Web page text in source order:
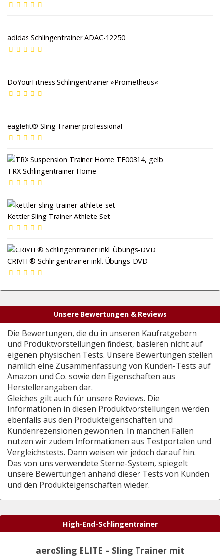
adidas Schlingentrainer ADAC-12250
DoYourFitness Schlingentrainer »Prometheus«
eaglefit® Sling Trainer professional
TRX Schlingentrainer Home
Kettler Sling Trainer Athlete Set
CRIVIT® Schlingentrainer inkl. Übungs-DVD
Unsere Bewertungen & Reviews
Die Bewertungen, die du in unseren Kaufratgebern
und Produktvorstellungen findest, basieren nicht auf
eigenen physischen Tests. Unsere Bewertungen stellen
nämlich eine Zusammenfassung von Kunden-Tests auf
Amazon und Co. sowie den Eigenschaften aus
Herstellerangaben dar.
Gleiches gilt auch für unsere Reviews. Die
Informationen in diesen Produktvorstellungen werden
ebenfalls aus den Produkteigenschaften und
Kundenrezensionen gewonnen. In manchen Fällen
nutzen wir zudem Informationen aus Testportalen und
Vergleichstests. Dann weisen wir jedoch darauf hin.
Das von uns verwendete Sterne-System, spiegelt
unsere Bewertungen anhand dieser Tests von Kunden
und den Produkteigenschaften wieder.
High-End-Schlingentrainer
aeroSling ELITE – Sling Trainer mit